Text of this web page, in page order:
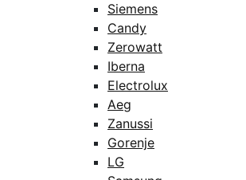
Siemens
Candy
Zerowatt
Iberna
Electrolux
Aeg
Zanussi
Gorenje
LG